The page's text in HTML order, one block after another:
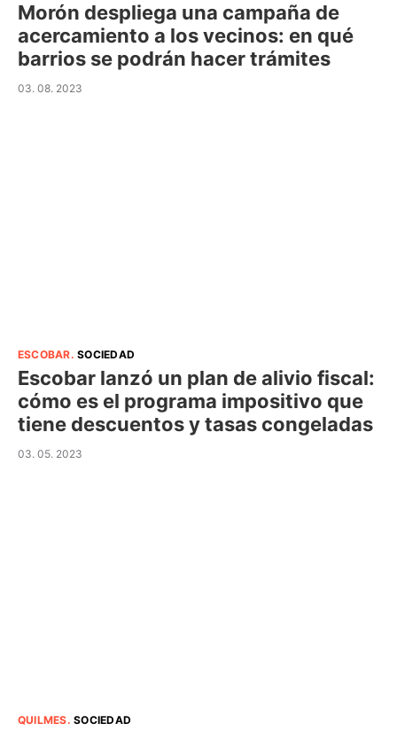
Morón despliega una campaña de
acercamiento a los vecinos: en qué
barrios se podrán hacer trámites
03. 08. 2023
ESCOBAR.SOCIEDAD
Escobar lanzó un plan de alivio fiscal:
cómo es el programa impositivo que
tiene descuentos y tasas congeladas
03. 05. 2023
QUILMES.SOCIEDAD